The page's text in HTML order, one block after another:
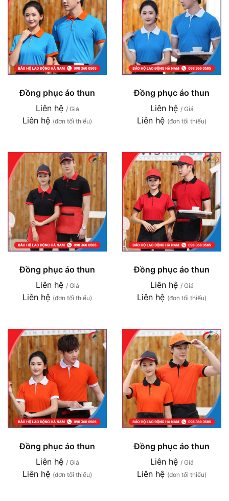
Đồng phục áo thun
Liên hệ / Giá
Liên hệ (đơn tối thiểu)
Đồng phục áo thun
Liên hệ / Giá
Liên hệ (đơn tối thiểu)
Đồng phục áo thun
Liên hệ / Giá
Liên hệ (đơn tối thiểu)
Đồng phục áo thun
Liên hệ / Giá
Liên hệ (đơn tối thiểu)
Đồng phục áo thun
Liên hệ / Giá
Liên hệ (đơn tối thiểu)
Đồng phục áo thun
Liên hệ / Giá
Liên hệ (đơn tối thiểu)